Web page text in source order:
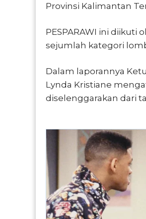
Provinsi Kalimantan
PESPARAWI ini diikuti
sejumlah kategori
Dalam laporannya
Lynda Kristiane
diselenggarakan dari